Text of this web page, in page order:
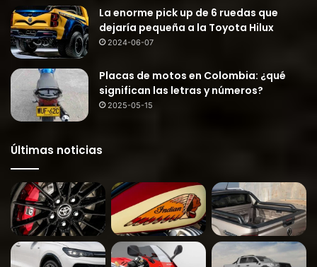
La enorme pick up de 6 ruedas que
dejaría pequeña a la Toyota Hilux
2024-06-07
Placas de motos en Colombia: ¿qué
significan las letras y números?
2025-05-15
Últimas noticias